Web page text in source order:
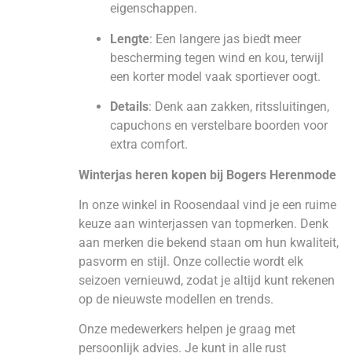
eigenschappen.
Lengte: Een langere jas biedt meer
bescherming tegen wind en kou, terwijl
een korter model vaak sportiever oogt.
Details: Denk aan zakken, ritssluitingen,
capuchons en verstelbare boorden voor
extra comfort.
Winterjas heren kopen bij Bogers Herenmode
In onze winkel in Roosendaal vind je een ruime
keuze aan winterjassen van topmerken. Denk
aan merken die bekend staan om hun kwaliteit,
pasvorm en stijl. Onze collectie wordt elk
seizoen vernieuwd, zodat je altijd kunt rekenen
op de nieuwste modellen en trends.
Onze medewerkers helpen je graag met
persoonlijk advies. Je kunt in alle rust